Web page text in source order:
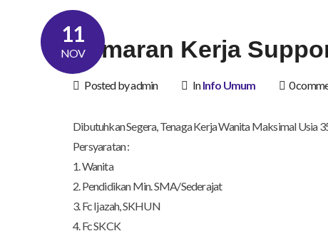
11
NOVLamaran Kerja
Posted by admin InInfo Umum 0
Dibutuhkan Segera, Tenaga Kerja Wanita Maksimal Usia
Persyaratan :
1. Wanita
2. Pendidikan Min. SMA/Sederajat
3. Fc Ijazah, SKHUN
4. Fc SKCK